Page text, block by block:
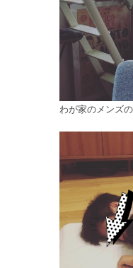
わが家のメンズ